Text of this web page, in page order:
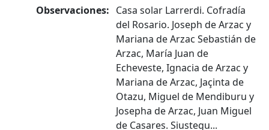
Observaciones: Casa solar Larrerdi. Cofradía
del Rosario. Joseph de Arzac y
Mariana de Arzac Sebastián de
Arzac, María Juan de
Echeveste, Ignacia de Arzac y
Mariana de Arzac, Jaçinta de
Otazu, Miguel de Mendiburu y
Josepha de Arzac, Juan Miguel
de Casares. Siustegu...